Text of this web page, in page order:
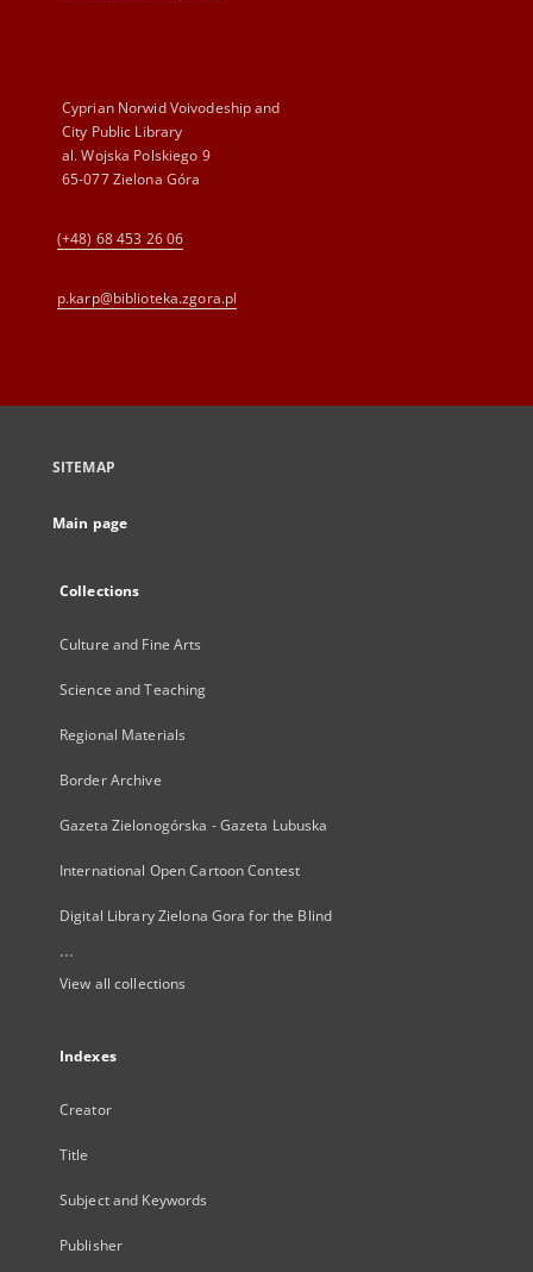
Cyprian Norwid Voivodeship and
City Public Library
al. Wojska Polskiego 9
65-077 Zielona Góra
(+48) 68 453 26 06
p.karp@biblioteka.zgora.pl
SITEMAP
Main page
Collections
Culture and Fine Arts
Science and Teaching
Regional Materials
Border Archive
Gazeta Zielonogórska - Gazeta Lubuska
International Open Cartoon Contest
Digital Library Zielona Gora for the Blind
...
View all collections
Indexes
Creator
Title
Subject and Keywords
Publisher